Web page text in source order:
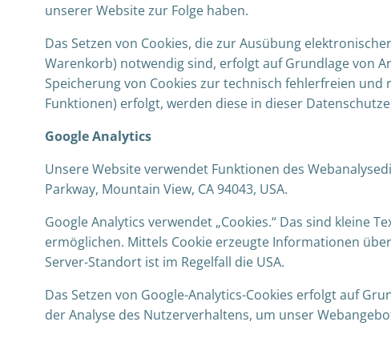
unserer Website zur Folge haben.
Das Setzen von Cookies, die zur Ausübung
Warenkorb) notwendig sind, erfolgt auf Grundlage von
Speicherung von Cookies zur technisch fehlerfreien
Funktionen) erfolgt, werden diese in dieser
Google Analytics
Unsere Website verwendet Funktionen des
Parkway, Mountain View, CA 94043, USA.
Google Analytics verwendet „Cookies.“ Das sind kleine
ermöglichen. Mittels Cookie erzeugte Informationen
Server-Standort ist im Regelfall die USA.
Das Setzen von Google-Analytics-Cookies erfolgt auf
der Analyse des Nutzerverhaltens, um unser